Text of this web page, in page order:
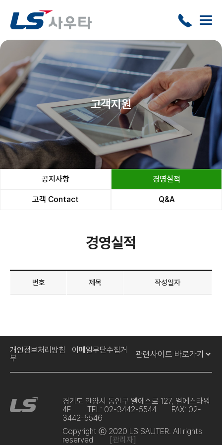
고객지원
공지사항 경영실적
고객 Contact Q&A
경영실적
번호 제목 작성일자
개인정보처리방침
이메일무단수집거
부
경기도 안양시 동안구 엘에스로 127, 엘에스타워
4F
TEL: 02-3442-5544
FAX: 02-
3442-5546
Copyright ⓒ 2020 LS SAUTER. All rights
reserved
[관리자]